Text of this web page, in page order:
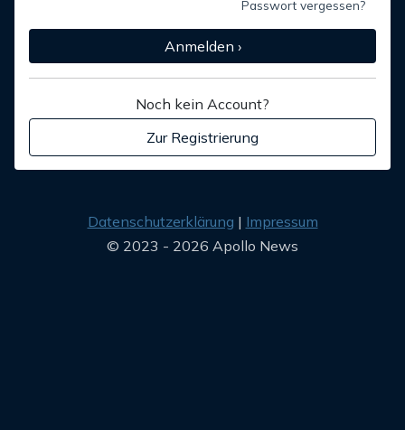
Passwort vergessen?
Anmelden ›
Noch kein Account?
Zur Registrierung
Datenschutzerklärung
Impressum
© 2023 - 2026 Apollo News